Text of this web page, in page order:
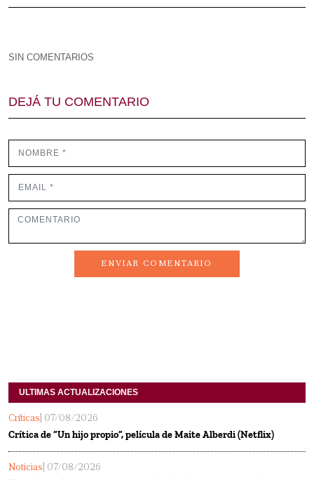
SIN COMENTARIOS
DEJÁ TU COMENTARIO
ENVIAR COMENTARIO
ULTIMAS ACTUALIZACIONES
Críticas | 07/08/2026
Crítica de “Un hijo propio”, película de Maite Alberdi (Netflix)
Noticias | 07/08/2026